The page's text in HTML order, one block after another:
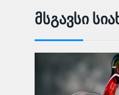
Მსგავსი